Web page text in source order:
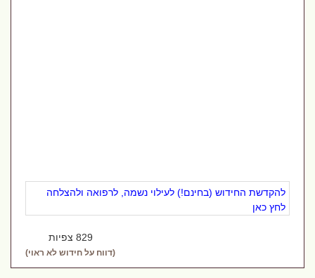
להקדשת החידוש (בחינם!) לעילוי נשמה, לרפואה ולהצלחה
לחץ כאן
829 צפיות
(דווח על חידוש לא ראוי)